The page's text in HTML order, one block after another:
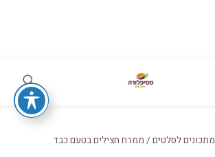
מתכונים לסלטים / ממרח חצילים בטעם כבד